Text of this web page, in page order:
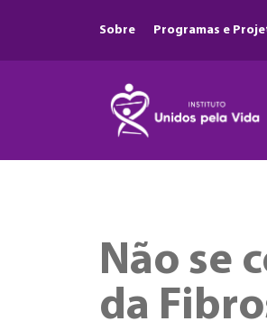
Sobre Programas e
Não se
da